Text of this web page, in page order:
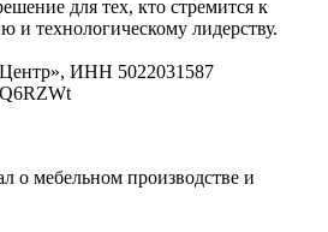
для тех, кто стремится к
и технологическому лидерству.
ИНН 5022031587
о мебельном производстве и